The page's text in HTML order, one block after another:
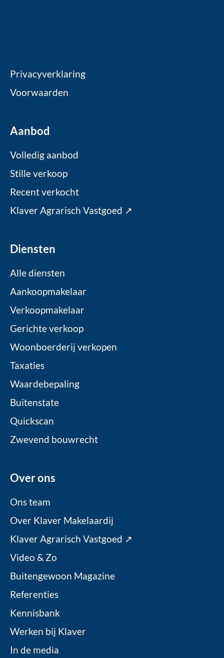
Privacyverklaring
Voorwaarden
Aanbod
Volledig aanbod
Stille verkoop
Recent verkocht
Klaver Agrarisch Vastgoed ↗
Diensten
Alle diensten
Aankoopmakelaar
Verkoopmakelaar
Gerichte verkoop
Woonboerderij verkopen
Taxaties
Waardebepaling
Buitenstate
Quickscan
Zwevend bouwrecht
Over ons
Ons team
Over Klaver Makelaardij
Klaver Agrarisch Vastgoed ↗
Video & Zo
Buitengewoon Magazine
Referenties
Kennisbank
Werken bij Klaver
In de media